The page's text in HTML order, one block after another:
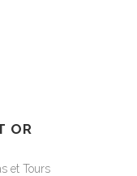
OR
et Tours